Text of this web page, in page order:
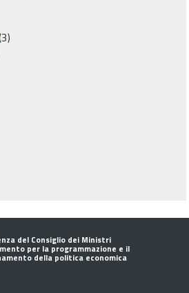
del Consiglio dei Ministri
per la programmazione e il
della politica economica